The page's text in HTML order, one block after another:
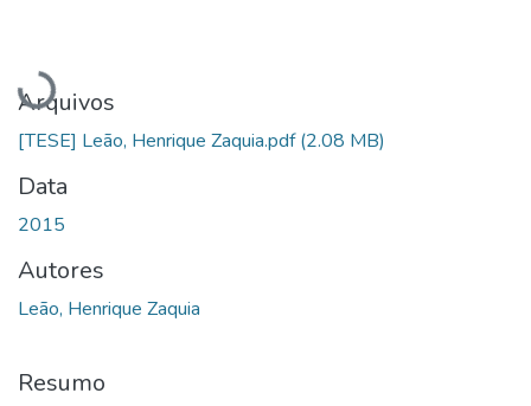
Carregando...
Arquivos
[TESE] Leão, Henrique Zaquia.pdf(2.08 MB)
Data
2015
Autores
Leão, Henrique Zaquia
Resumo